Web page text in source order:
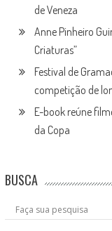
de Veneza
Anne Pinheiro
Criaturas”
Festival de
competição de
E-book reúne
da Copa
BUSCA